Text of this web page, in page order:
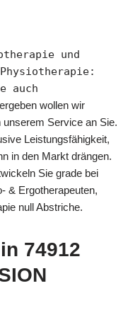
und
auch
wollen wir
Service an Sie.
Leistungsfähigkeit,
in den Markt drängen.
Sie grade bei
& Ergotherapeuten,
null Abstriche.
74912